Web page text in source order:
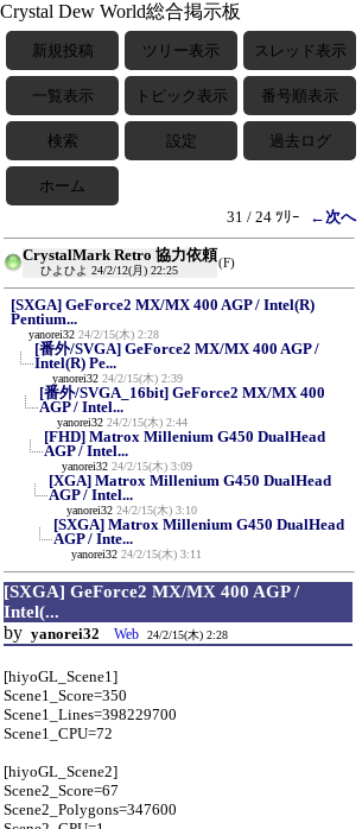
Crystal Dew World総合掲示板
新規投稿 ツリー表示 スレッド表示
一覧表示 トピック表示 番号順表示
検索 設定 過去ログ
ホーム
31 / 24 ﾂﾘｰ
←次へ
CrystalMark Retro 協力依頼
ひよひよ 24/2/12(月) 22:25
(F)
[SXGA] GeForce2 MX/MX 400 AGP / Intel(R)
Pentium...
yanorei32 24/2/15(木) 2:28
[番外/SVGA] GeForce2 MX/MX 400 AGP /
Intel(R) Pe...
yanorei32 24/2/15(木) 2:39
[番外/SVGA_16bit] GeForce2 MX/MX 400
AGP / Intel...
yanorei32 24/2/15(木) 2:44
[FHD] Matrox Millenium G450 DualHead
AGP / Intel...
yanorei32 24/2/15(木) 3:09
[XGA] Matrox Millenium G450 DualHead
AGP / Intel...
yanorei32 24/2/15(木) 3:10
[SXGA] Matrox Millenium G450 DualHead
AGP / Inte...
yanorei32 24/2/15(木) 3:11
[SXGA] GeForce2 MX/MX 400 AGP /
Intel(...
by yanorei32 Web 24/2/15(木) 2:28
[hiyoGL_Scene1]
Scene1_Score=350
Scene1_Lines=398229700
Scene1_CPU=72
[hiyoGL_Scene2]
Scene2_Score=67
Scene2_Polygons=347600